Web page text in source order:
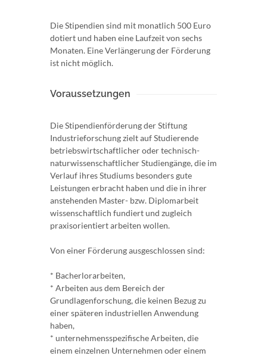
Die Stipendien sind mit monatlich 500 Euro
dotiert und haben eine Laufzeit von sechs
Monaten. Eine Verlängerung der Förderung
ist nicht möglich.
Voraussetzungen
Die Stipendienförderung der Stiftung
Industrieforschung zielt auf Studierende
betriebswirtschaftlicher oder technisch-
naturwissenschaftlicher Studiengänge, die im
Verlauf ihres Studiums besonders gute
Leistungen erbracht haben und die in ihrer
anstehenden Master- bzw. Diplomarbeit
wissenschaftlich fundiert und zugleich
praxisorientiert arbeiten wollen.
Von einer Förderung ausgeschlossen sind:
* Bacherlorarbeiten,
* Arbeiten aus dem Bereich der
Grundlagenforschung, die keinen Bezug zu
einer späteren industriellen Anwendung
haben,
* unternehmensspezifische Arbeiten, die
einem einzelnen Unternehmen oder einem